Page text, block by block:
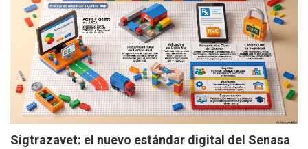
Sigtrazavet: el nuevo estándar digital del Senasa